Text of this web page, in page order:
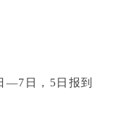
—7日，5日报到